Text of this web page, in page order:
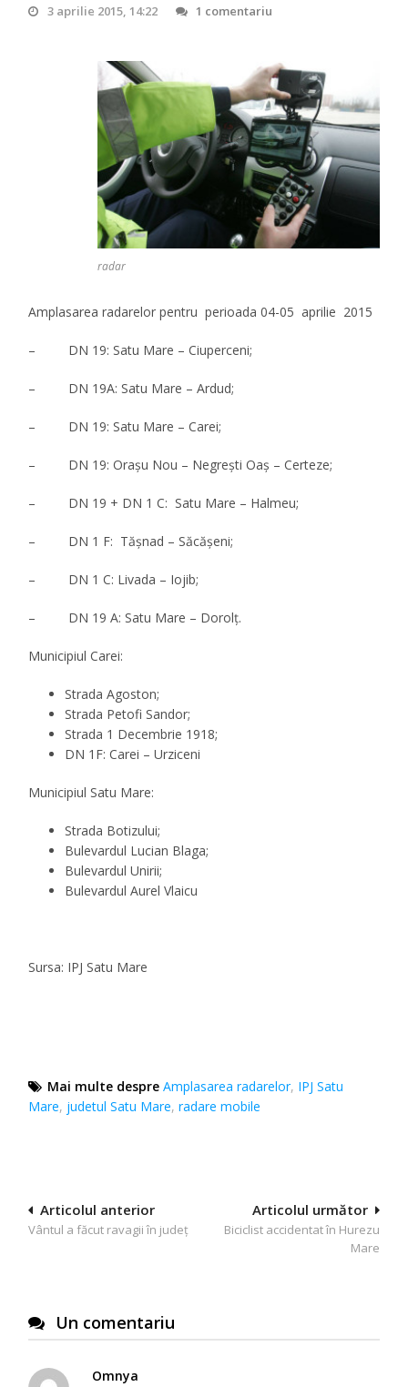
3 aprilie 2015, 14:22 1 comentariu
radar
Amplasarea radarelor pentru perioada 04-05 aprilie 2015
– DN 19: Satu Mare – Ciuperceni;
– DN 19A: Satu Mare – Ardud;
– DN 19: Satu Mare – Carei;
– DN 19: Oraşu Nou – Negreşti Oaş – Certeze;
– DN 19 + DN 1 C: Satu Mare – Halmeu;
– DN 1 F: Tăşnad – Săcăşeni;
– DN 1 C: Livada – Iojib;
– DN 19 A: Satu Mare – Dorolţ.
MunicipiulCarei:
Strada Agoston;
Strada Petofi Sandor;
Strada 1 Decembrie 1918;
DN 1F: Carei – Urziceni
Municipiul Satu Mare:
Strada Botizului;
Bulevardul Lucian Blaga;
Bulevardul Unirii;
Bulevardul Aurel Vlaicu
Sursa: IPJ Satu Mare
Mai multe despre Amplasarea radarelor, IPJ Satu
Mare, judetul Satu Mare,radare mobile
Navigare
în
Articolul următor
Biciclist accidentat în Hurezu
Mare
Articolul anterior
Vântul a făcut ravagii în judeţ
Un comentariu
Omnya